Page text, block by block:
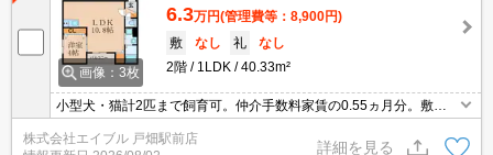
画像：3枚
6.3万円(管理費等：8,900円)
敷
なし 礼
なし
2階
1LDK 40.33m²
小型犬・猫計2匹まで飼育可。仲介手数料家賃の0.55ヵ月分。敷
金・礼金なし。インターネット無料。オートロック。宅配ボックス
あり。浴室換気乾燥式。
株式会社エイブル 戸畑駅前店
詳細を見る